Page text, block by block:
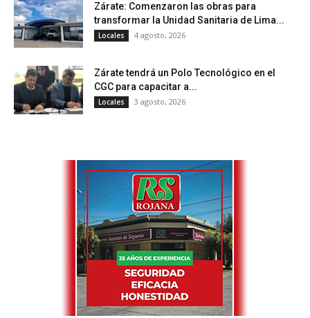
Zárate: Comenzaron las obras para
transformar la Unidad Sanitaria de Lima...
Locales 4 agosto, 2026
Zárate tendrá un Polo Tecnológico en el
CGC para capacitar a...
Locales 3 agosto, 2026